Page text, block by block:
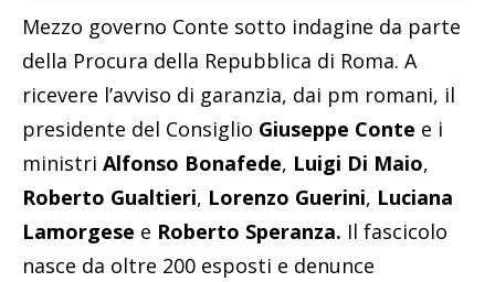
Mezzo governo Conte sotto indagine da parte
della Procura della Repubblica di Roma. A
ricevere l’avviso di garanzia, dai pm romani, il
presidente del Consiglio Giuseppe Conte e i
ministri Alfonso Bonafede, Luigi Di Maio,
Roberto Gualtieri, Lorenzo Guerini, Luciana
Lamorgese e Roberto Speranza. Il fascicolo
nasce da oltre 200 esposti e denunce